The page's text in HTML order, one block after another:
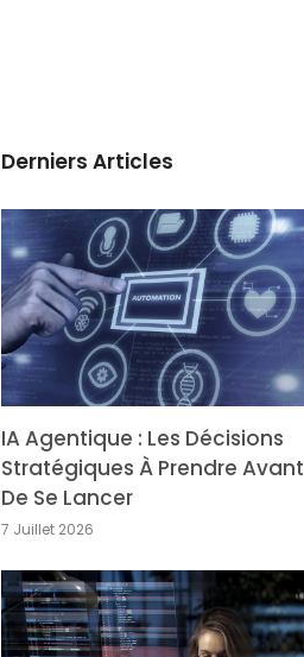
Derniers Articles
IA Agentique : Les Décisions
Stratégiques À Prendre Avant
De Se Lancer
7 Juillet 2026